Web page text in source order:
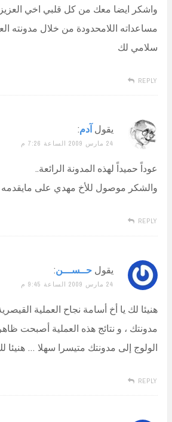
واشكر ايضا معك من كل قلبي اخي
مساعداته اللامحدودة من خلال مدونته
سلامي لك
REPLY
يقول آدم:
24 مارس 2009 الساعة 7:26 م
عوداً حميداً لهذه المدونة الرائعة..
والشكر موصول للأخ مهدي على مايقدمه
REPLY
يقول حــســـن:
24 مارس 2009 الساعة 9:45 م
هنيئا لك يا أخ أسامة نجاح العملية
مدونتك ، و نتائج هذه العملية أصبحت
الولوج إلى مدونتك متيسرا سهلا … هنيئا
REPLY